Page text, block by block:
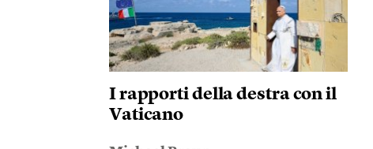
I rapporti della destra con il
Vaticano